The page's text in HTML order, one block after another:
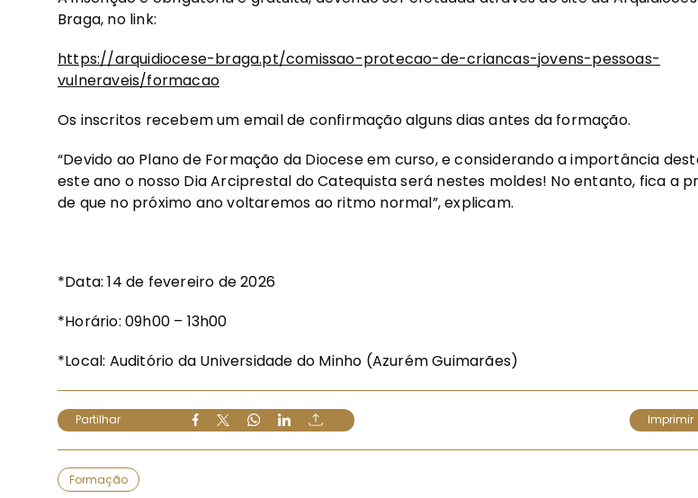
Braga, no link:
https://arquidiocese-braga.pt/comissao-protecao-de-criancas-jovens-pessoas-
vulneraveis/formacao
Os inscritos recebem um email de confirmação alguns dias antes da formação.
“Devido ao Plano de Formação da Diocese em curso, e considerando a importância
este ano o nosso Dia Arciprestal do Catequista será nestes moldes! No entanto, fica a
de que no próximo ano voltaremos ao ritmo normal”, explicam.
*Data: 14 de fevereiro de 2026
*Horário: 09h00 – 13h00
*Local: Auditório da Universidade do Minho (Azurém Guimarães)
Partilhar Imprimir
Formação